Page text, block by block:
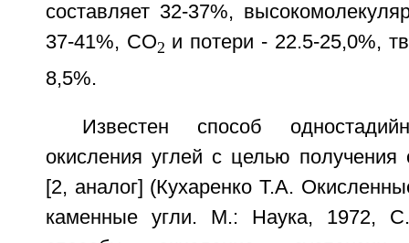
составляет 32-37%,
37-41%, CO2 и потери - 22.5-25,0%,
8,5%.
Известен способ
окисления углей с целью получения
[2, аналог] (Кухаренко Т.А.
каменные угли. М.: Наука, 1972,